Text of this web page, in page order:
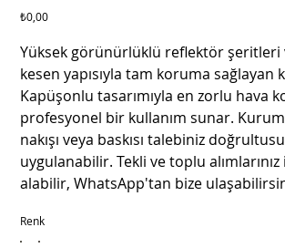
Fiyat
₺0,00
Yüksek görünürlüklü reflektör şeritleri
kesen yapısıyla tam koruma sağlayan
Kapüşonlu tasarımıyla en zorlu hava
profesyonel bir kullanım sunar.
nakışı veya baskısı talebiniz
uygulanabilir. Tekli ve toplu
alabilir, WhatsApp'tan bize
Renk